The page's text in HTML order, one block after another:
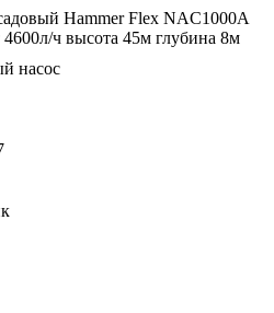
Hammer Flex NAC1000A
4600л/ч высота 45м глубина 8м
насос